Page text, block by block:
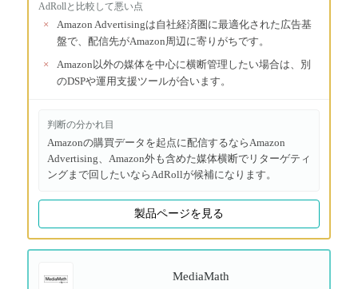
AdRollと比較して悪い点
×
Amazon Advertisingは自社経済圏に最適化された広告基
盤で、配信先がAmazon周辺に寄りがちです。
×
Amazon以外の媒体を中心に横断管理したい場合は、別
のDSPや運用支援ツールが合います。
判断の分かれ目
Amazonの購買データを起点に配信するならAmazon
Advertising、Amazon外も含めた媒体横断でリターゲティ
ングまで回したいならAdRollが候補になります。
製品ページを見る
MediaMath